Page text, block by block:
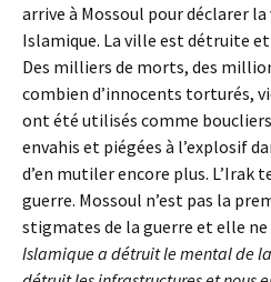
arrive à Mossoul pour déclarer
Islamique. La ville est détruite
Des milliers de morts, des
combien d’innocents torturés,
ont été utilisés comme
envahis et piégées à l’explosif
d’en mutiler encore plus. L’Irak
guerre. Mossoul n’est pas la
stigmates de la guerre et elle ne
Islamique a détruit le mental de